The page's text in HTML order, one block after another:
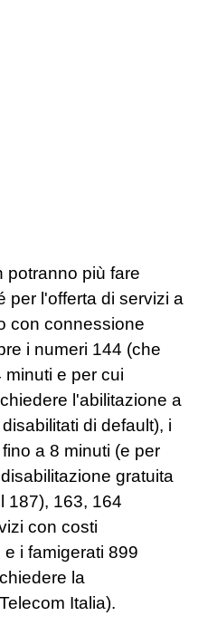
potranno più fare
per l'offerta di servizi a
con connessione
i numeri 144 (che
e per cui
l'abilitazione a
di default), i
a 8 minuti (e per
gratuita
187), 163, 164
con costi
i famigerati 899
la
Italia).